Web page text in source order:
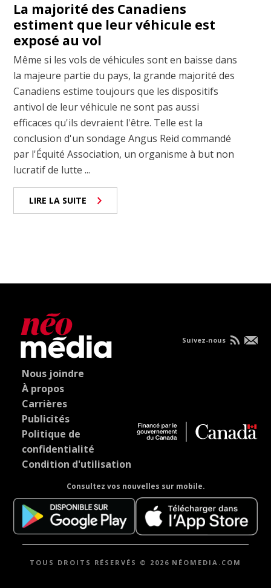
La majorité des Canadiens
estiment que leur véhicule est
exposé au vol
Même si les vols de véhicules sont en baisse dans
la majeure partie du pays, la grande majorité des
Canadiens estime toujours que les dispositifs
antivol de leur véhicule ne sont pas aussi
efficaces qu'ils devraient l'être. Telle est la
conclusion d'un sondage Angus Reid commandé
par l'Équité Association, un organisme à but non
lucratif de lutte ...
LIRE LA SUITE
Nous joindre
À propos
Carrières
Publicités
Politique de
confidentialité
Condition d'utilisation
Consultez vos nouvelles sur mobile.
Suivez-nous
TOUS DROITS RÉSERVÉS © 2026 NÉOMEDIA.COM